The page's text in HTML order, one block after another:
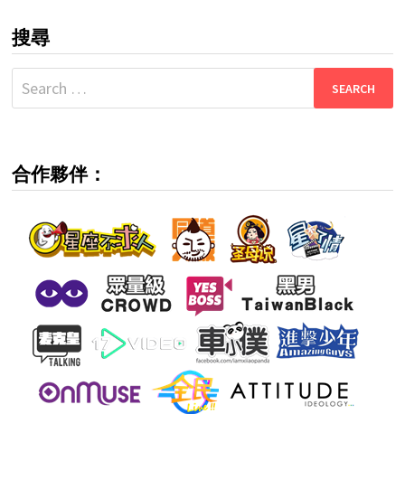
搜尋
Search
for:
合作夥伴：